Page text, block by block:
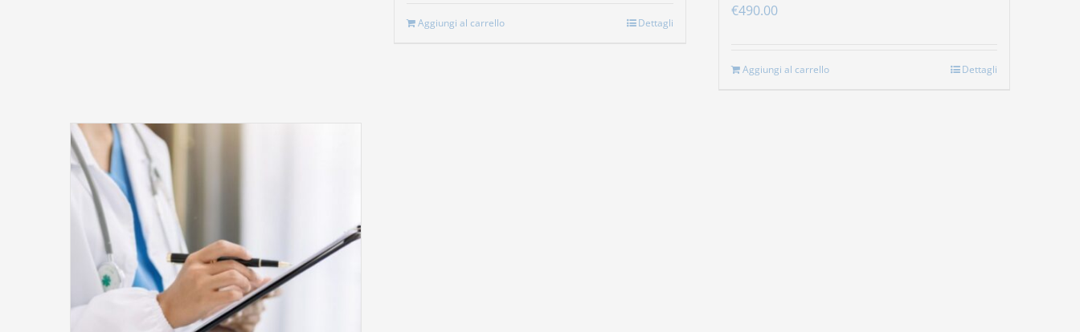
Aggiungi al carrello Dettagli
€490.00
Aggiungi al carrello Dettagli